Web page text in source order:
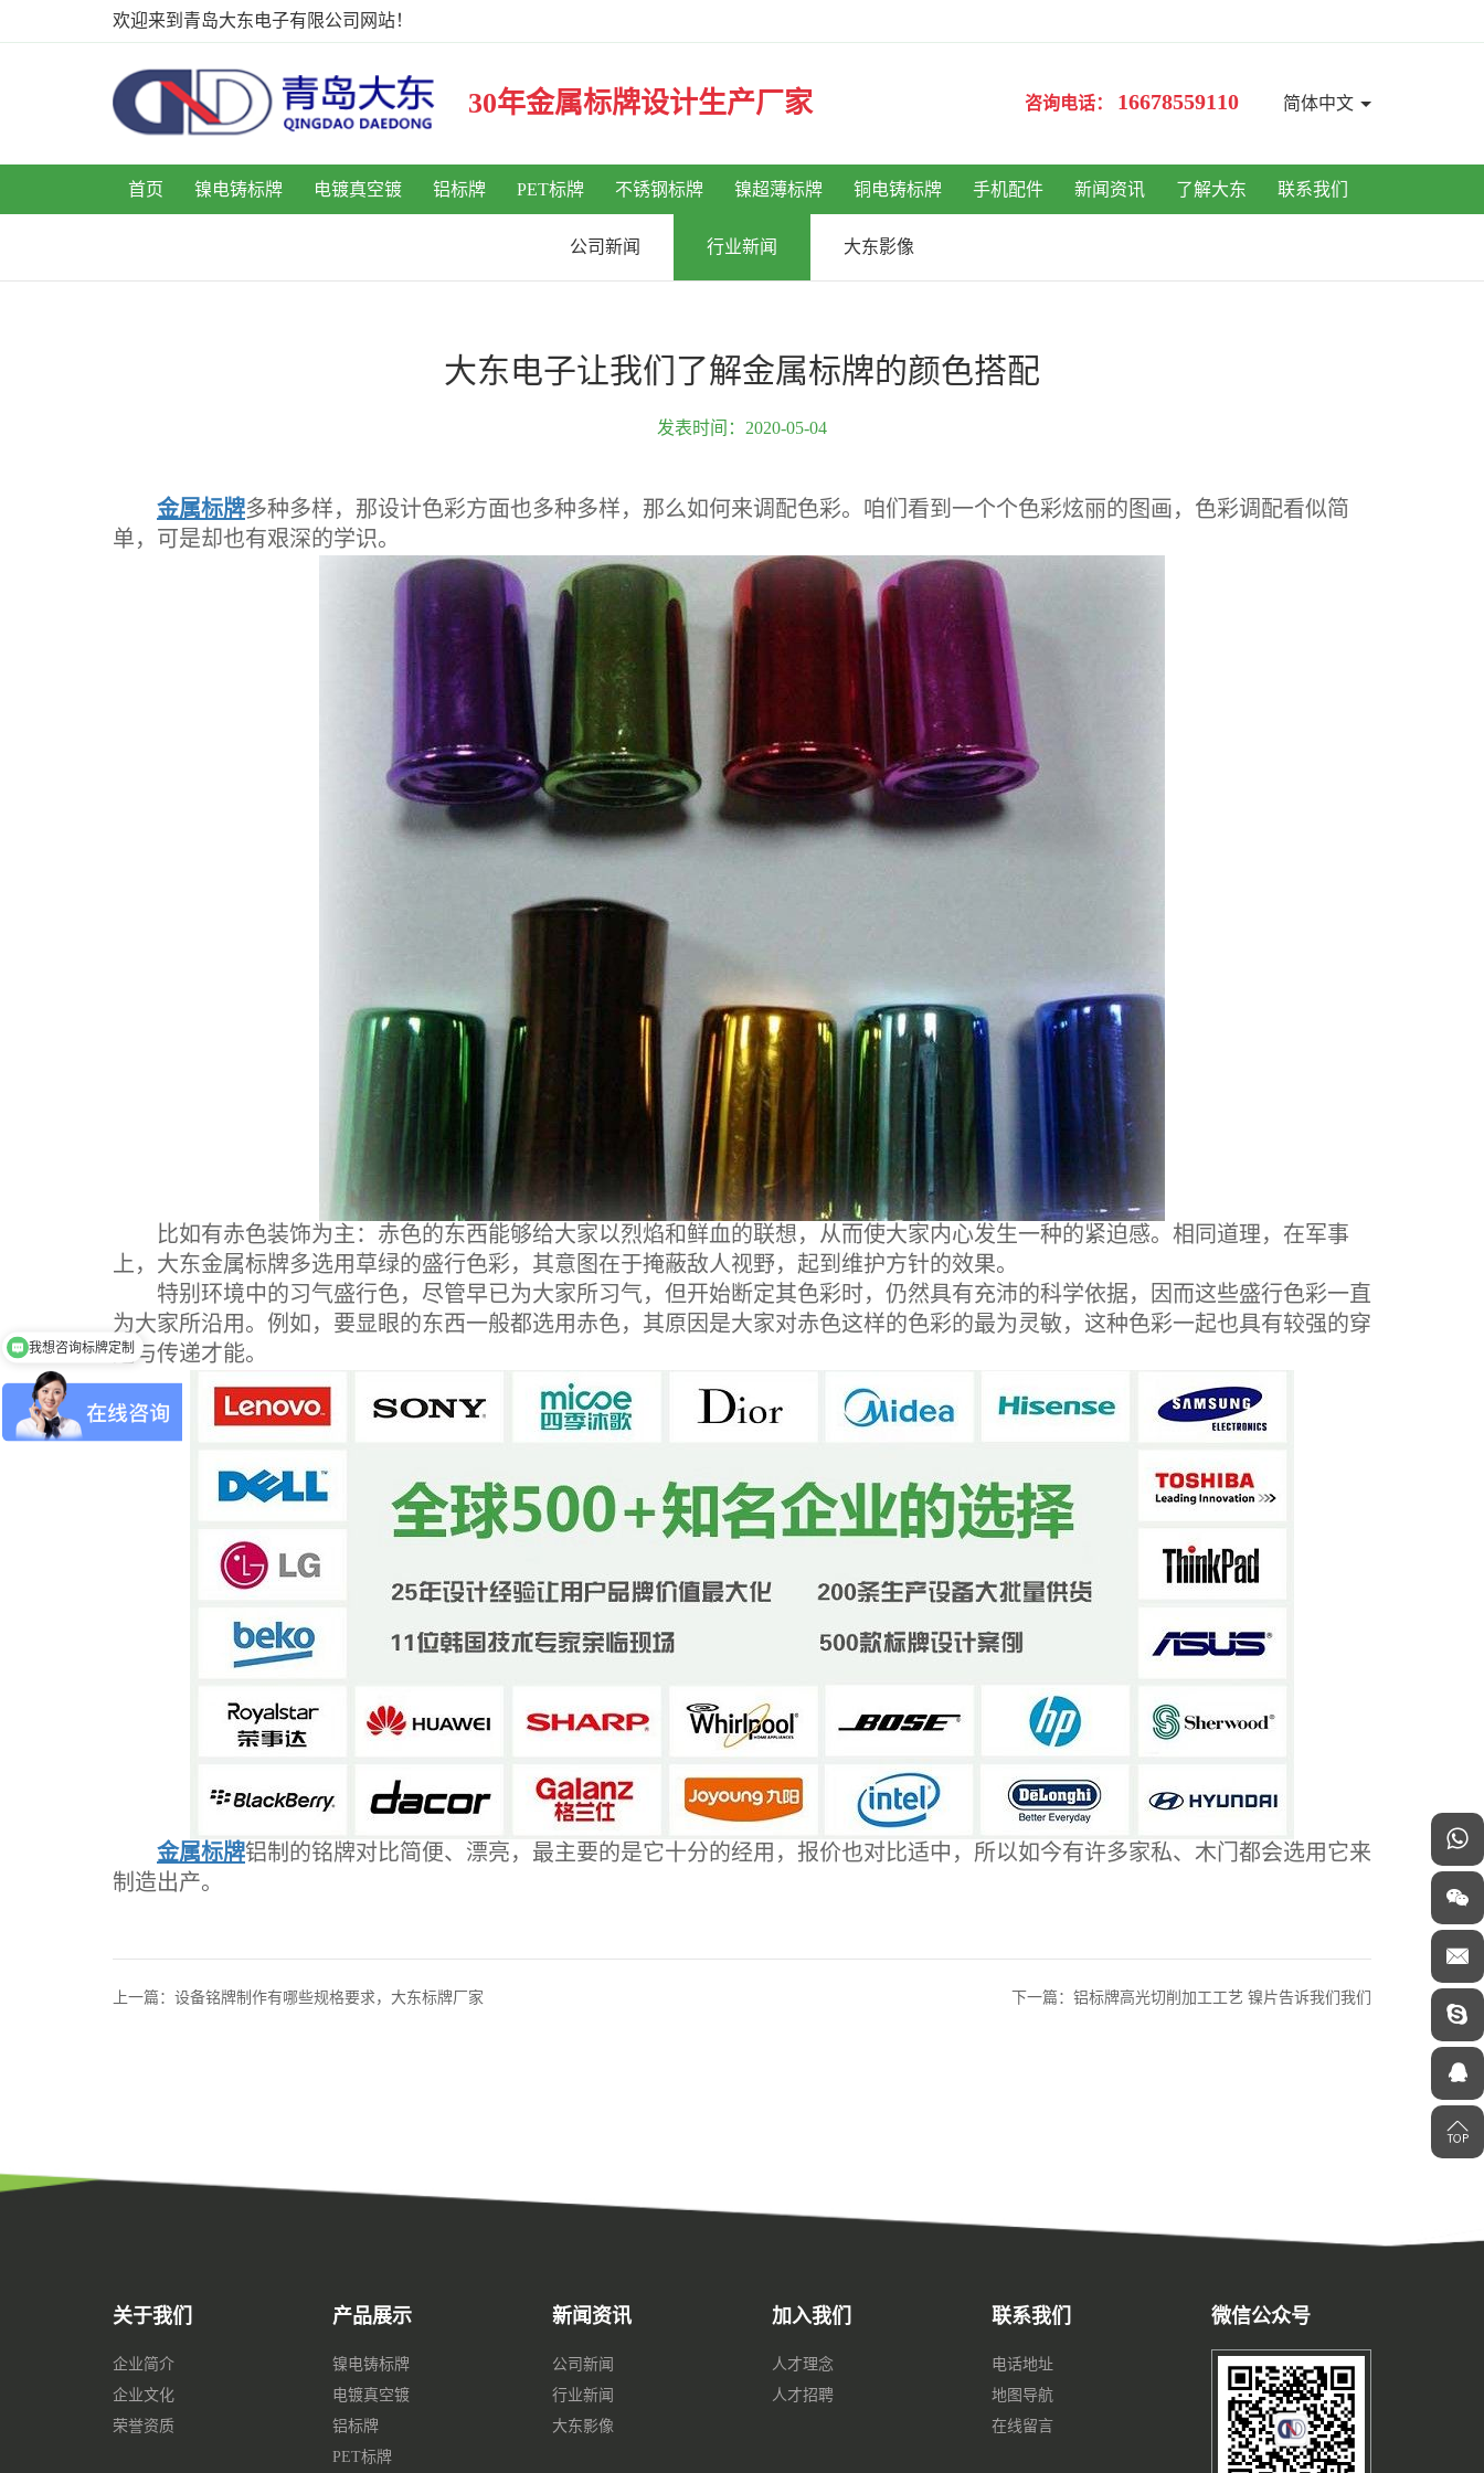
欢迎来到青岛大东电子有限公司网站！
简体中文
咨询电话： 16678559110
30年金属标牌设计生产厂家
首页 镍电铸标牌 电镀真空镀 铝标牌 PET标牌 不锈钢标牌 镍超薄标牌 铜电铸标牌 手机配件 新闻资讯 了解大东 联系我们
公司新闻 行业新闻 大东影像
大东电子让我们了解金属标牌的颜色搭配
发表时间：2020-05-04
金属标牌多种多样，那设计色彩方面也多种多样，那么如何来调配色彩。咱们看到一个个色彩炫丽的图画，色彩调配看似简
单，可是却也有艰深的学识。
比如有赤色装饰为主：赤色的东西能够给大家以烈焰和鲜血的联想，从而使大家内心发生一种的紧迫感。相同道理，在军事
上，大东金属标牌多选用草绿的盛行色彩，其意图在于掩蔽敌人视野，起到维护方针的效果。
特别环境中的习气盛行色，尽管早已为大家所习气，但开始断定其色彩时，仍然具有充沛的科学依据，因而这些盛行色彩一直
为大家所沿用。例如，要显眼的东西一般都选用赤色，其原因是大家对赤色这样的色彩的最为灵敏，这种色彩一起也具有较强的穿
透与传递才能。
金属标牌铝制的铭牌对比简便、漂亮，最主要的是它十分的经用，报价也对比适中，所以如今有许多家私、木门都会选用它来
制造出产。
上一篇：设备铭牌制作有哪些规格要求，大东标牌厂家 下一篇：铝标牌高光切削加工工艺 镍片告诉我们我们
关于我们
企业简介
企业文化
荣誉资质
产品展示
镍电铸标牌
电镀真空镀
铝标牌
PET标牌
新闻资讯
公司新闻
行业新闻
大东影像
加入我们
人才理念
人才招聘
联系我们
电话地址
地图导航
在线留言
微信公众号
我想咨询标牌定制